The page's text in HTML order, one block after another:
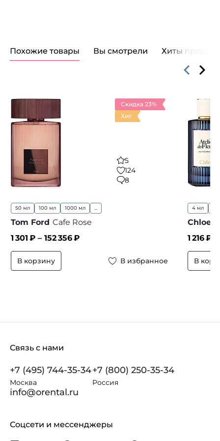
Похожие товары Вы смотрели Хиты продаж
Скидка 23%
Хит
5
124
8
50 мл 100 мл 1000 мл ...
Tom Ford Cafe Rose
1 301 ₽ – 152 356₽
В корзину В избранное
4 мл
Chloe
1 216₽ –
В
Связь с нами
+7 (495) 744-35-34
Москва
+7 (800) 250-35-34
Россия
info@orental.ru
Соцсети и мессенджеры